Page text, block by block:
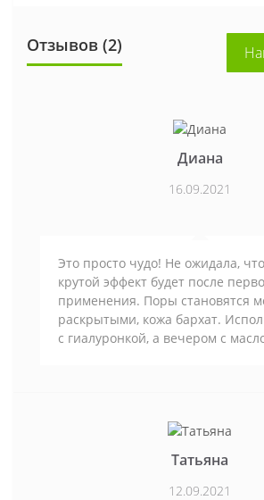
Отзывов (2)
Диана
16.09.2021
Это просто чудо! Не ожидала,
крутой эффект будет после
применения. Поры становятся
раскрытыми, кожа бархат.
с гиалуронкой, а вечером с
Татьяна
12.09.2021